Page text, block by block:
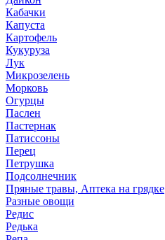
Кабачки
Капуста
Картофель
Кукуруза
Лук
Микрозелень
Морковь
Огурцы
Паслен
Пастернак
Патиссоны
Перец
Петрушка
Подсолнечник
Пряные травы, Аптека на грядке
Разные овощи
Редис
Редька